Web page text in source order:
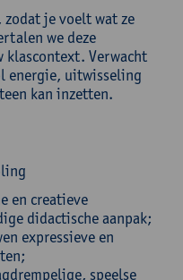
je voelt wat ze
we deze
klascontext. Verwacht
energie, uitwisseling
kan inzetten.
en creatieve
didactische aanpak;
expressieve en
speelse